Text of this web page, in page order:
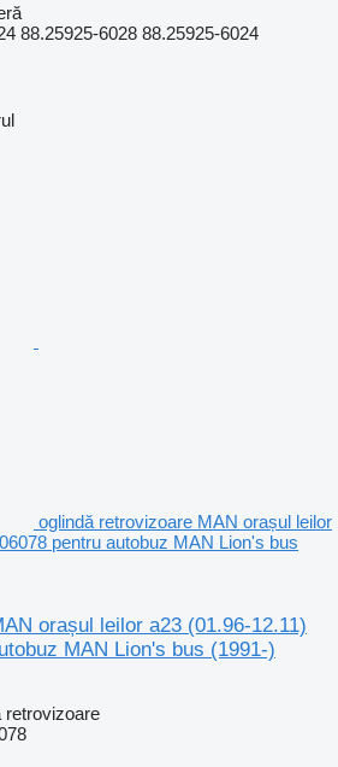
88.25925-6028 88.25925-6024
oglindă retrovizoare MAN orașul leilor
pentru autobuz MAN Lion's bus
orașul leilor a23 (01.96-12.11)
MAN Lion's bus (1991-)
retrovizoare